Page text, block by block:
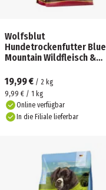
Wolfsblut
Hundetrockenfutter Blue
Mountain Wildfleisch &
19,99 € / 2 kg
9,99 € / 1 kg
Online verfügbar
In die Filiale lieferbar